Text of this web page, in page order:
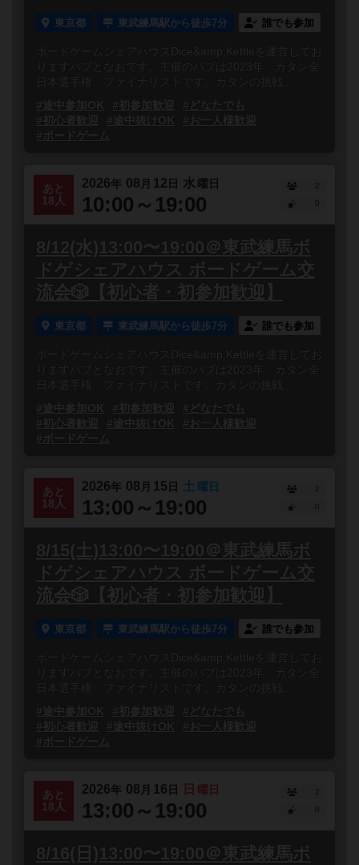
東京都 東武練馬駅から徒歩7分 誰でも参加
ボードゲームシェアハウスDice&amp;Kettleを運営してお
りますバブとなおです。主催のバブは2023年 カタン全
日本選手権 ファイナリストです。カタンの挑戦...
#途中参加OK
#初参加歓迎
#どなたでも
#初心者歓迎
#途中抜けOK
#お一人様歓迎
#ボードゲーム
あと
18人
2026年 08 月 12 日 水 曜日
10:00～19:00
2
8/12(水)13:00〜19:00＠東武練馬ボ
ドゲシェアハウス ボードゲーム交
流会🎲【初心者・初参加歓迎】
東京都 東武練馬駅から徒歩7分 誰でも参加
ボードゲームシェアハウスDice&amp;Kettleを運営してお
りますバブとなおです。主催のバブは2023年 カタン全
日本選手権 ファイナリストです。カタンの挑戦...
#途中参加OK
#初参加歓迎
#どなたでも
#初心者歓迎
#途中抜けOK
#お一人様歓迎
#ボードゲーム
あと
18人
2026年 08 月 15 日 土 曜日
13:00～19:00
2
8/15(土)13:00〜19:00＠東武練馬ボ
ドゲシェアハウス ボードゲーム交
流会🎲【初心者・初参加歓迎】
東京都 東武練馬駅から徒歩7分 誰でも参加
ボードゲームシェアハウスDice&amp;Kettleを運営してお
りますバブとなおです。主催のバブは2023年 カタン全
日本選手権 ファイナリストです。カタンの挑戦...
#途中参加OK
#初参加歓迎
#どなたでも
#初心者歓迎
#途中抜けOK
#お一人様歓迎
#ボードゲーム
あと
18人
2026年 08 月 16 日 日 曜日
13:00～19:00
2
8/16(日)13:00〜19:00＠東武練馬ボ